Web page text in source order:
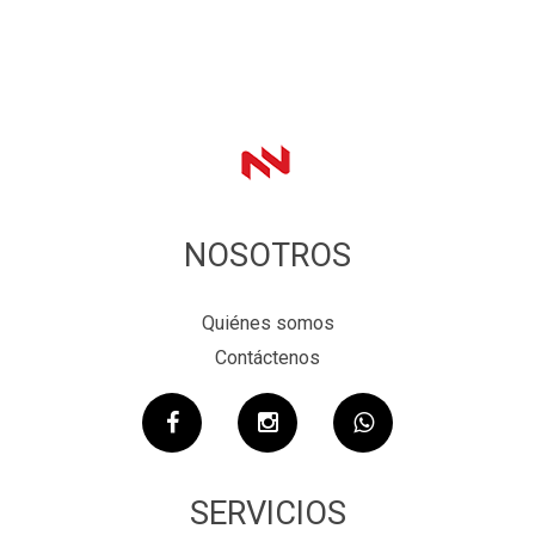
NOSOTROS
Quiénes somos
Contáctenos
SERVICIOS